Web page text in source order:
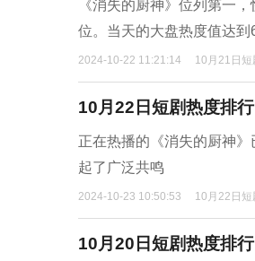
《消失的厨神》位列第一
位。当天的大盘热度值达到
2024-10-22 11:21:14 10月21日短
10月22日短剧热度排
正在热播的《消失的厨神
起了广泛共鸣
2024-10-23 10:50:53 10月22日短
10月20日短剧热度排